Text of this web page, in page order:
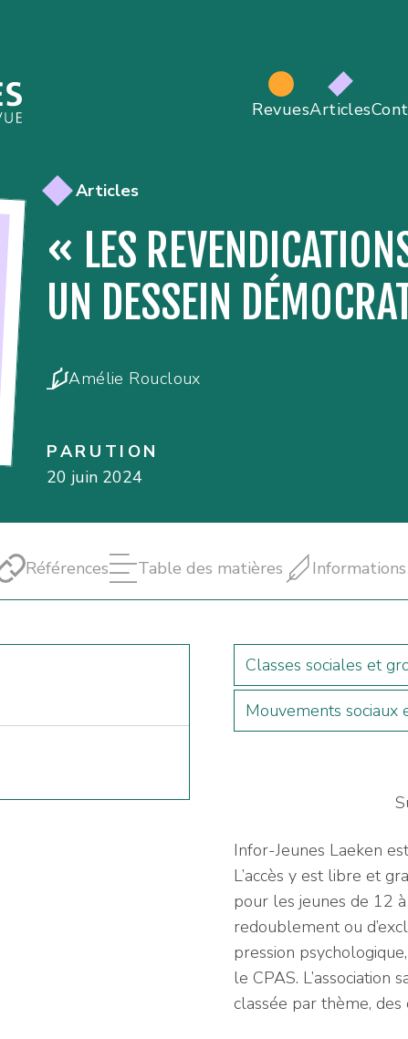
RevuesArticles
Articles
« LES
UN DESSEIN
Amélie Roucloux
PARUTION
20 juin 2024
Références Table des matières Informations
Classes sociales et
Mouvements sociaux
Infor-Jeunes Laeken
L’accès y est libre et
pour les jeunes de 12
redoublement ou
pression
le CPAS. L’association
classée par thème, des